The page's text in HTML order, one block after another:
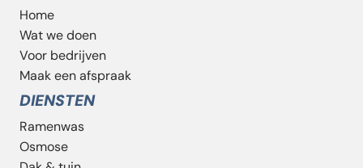
Home
Wat we doen
Voor bedrijven
Maak een afspraak
DIENSTEN
Ramenwas
Osmose